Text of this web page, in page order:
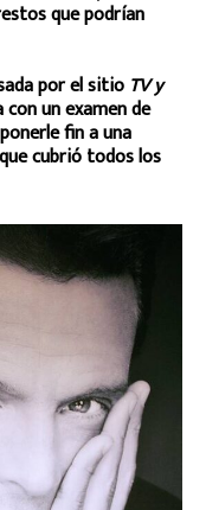
que podrían
por el sitio TV y
un examen de
fin a una
cubrió todos los